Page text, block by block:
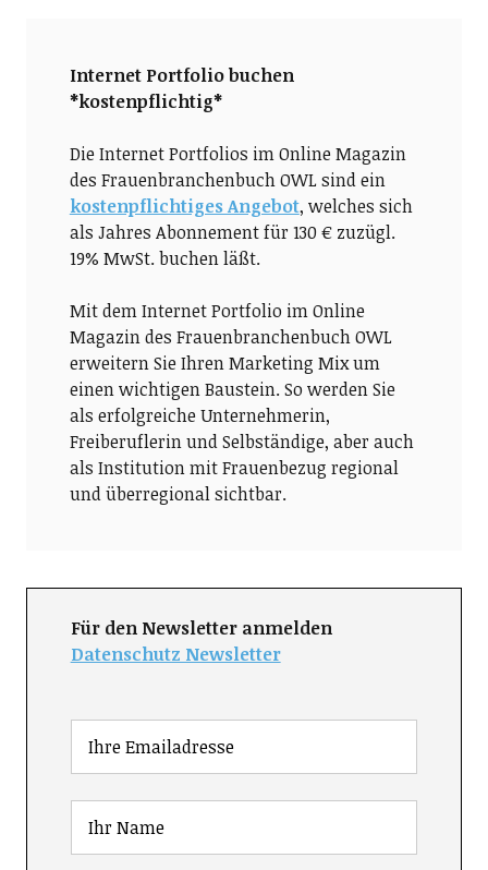
Internet Portfolio buchen
*kostenpflichtig*
Die Internet Portfolios im Online Magazin
des Frauenbranchenbuch OWL sind ein
kostenpflichtiges Angebot, welches sich
als Jahres Abonnement für 130 € zuzügl.
19% MwSt. buchen läßt.
Mit dem Internet Portfolio im Online
Magazin des Frauenbranchenbuch OWL
erweitern Sie Ihren Marketing Mix um
einen wichtigen Baustein. So werden Sie
als erfolgreiche Unternehmerin,
Freiberuflerin und Selbständige, aber auch
als Institution mit Frauenbezug regional
und überregional sichtbar.
Für den Newsletter anmelden
Datenschutz Newsletter